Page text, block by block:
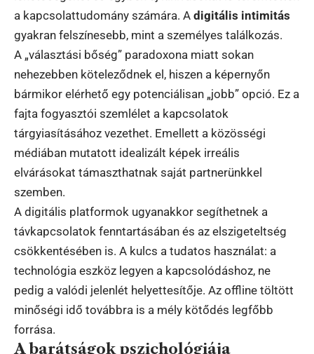
a kapcsolattudomány számára. A digitális intimitás
gyakran felszínesebb, mint a személyes találkozás.
A „választási bőség” paradoxona miatt sokan
nehezebben köteleződnek el, hiszen a képernyőn
bármikor elérhető egy potenciálisan „jobb” opció. Ez a
fajta fogyasztói szemlélet a kapcsolatok
tárgyiasításához vezethet. Emellett a közösségi
médiában mutatott idealizált képek irreális
elvárásokat támaszthatnak saját partnerünkkel
szemben.
A digitális platformok ugyanakkor segíthetnek a
távkapcsolatok fenntartásában és az elszigeteltség
csökkentésében is. A kulcs a tudatos használat: a
technológia eszköz legyen a kapcsolódáshoz, ne
pedig a valódi jelenlét helyettesítője. Az offline töltött
minőségi idő továbbra is a mély kötődés legfőbb
forrása.
A barátságok pszichológiája